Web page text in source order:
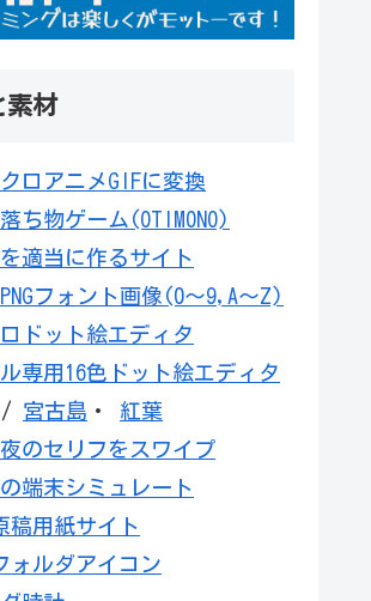
素材
ロアニメGIFに変換
ち物ゲーム(OTIMONO)
適当に作るサイト
フォント画像(0～9,A～Z)
ドット絵エディタ
専用16色ドット絵エディタ
宮古島 ・ 紅葉
のセリフをスワイプ
端末シミュレート
稿用紙サイト
ォルダアイコン